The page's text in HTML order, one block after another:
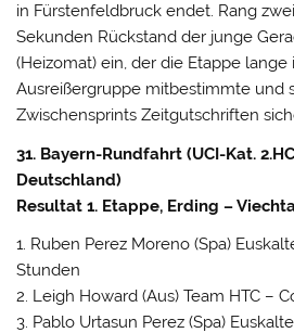
in Fürstenfeldbruck endet. Rang
Sekunden Rückstand der junge
(Heizomat) ein, der die Etappe
Ausreißergruppe mitbestimmte und
Zwischensprints Zeitgutschriften
31. Bayern-Rundfahrt (UCI-Kat.
Deutschland)
Resultat 1. Etappe, Erding –
1. Ruben Perez Moreno (Spa)
Stunden
2. Leigh Howard (Aus) Team HTC –
3. Pablo Urtasun Perez (Spa)